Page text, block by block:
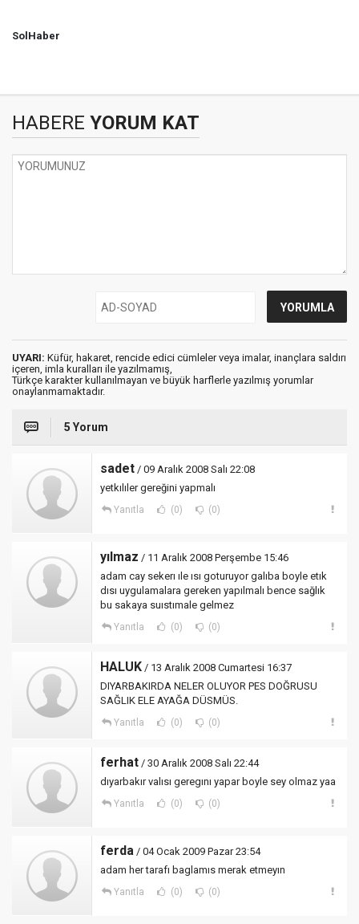
SolHaber
HABERE YORUM KAT
UYARI: Küfür, hakaret, rencide edici cümleler veya imalar, inançlara saldırı
içeren, imla kuralları ile yazılmamış,
Türkçe karakter kullanılmayan ve büyük harflerle yazılmış yorumlar
onaylanmamaktadır.
5 Yorum
sadet / 09 Aralık 2008 Salı 22:08
yetkılıler gereğini yapmalı
Yanıtla (0) (0)
yılmaz / 11 Aralık 2008 Perşembe 15:46
adam cay sekerı ıle ısı goturuyor galıba boyle etık
dısı uygulamalara gereken yapılmalı bence sağlık
bu sakaya suıstımale gelmez
Yanıtla (0) (0)
HALUK / 13 Aralık 2008 Cumartesi 16:37
DIYARBAKIRDA NELER OLUYOR PES DOĞRUSU
SAĞLIK ELE AYAĞA DÜSMÜS.
Yanıtla (0) (0)
ferhat / 30 Aralık 2008 Salı 22:44
dıyarbakır valısı geregını yapar boyle sey olmaz yaa
Yanıtla (0) (0)
ferda / 04 Ocak 2009 Pazar 23:54
adam her tarafı baglamıs merak etmeyın
Yanıtla (0) (0)